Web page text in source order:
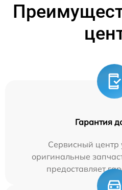
Гарантия
Сервисный центр
оригинальные
предоставляет